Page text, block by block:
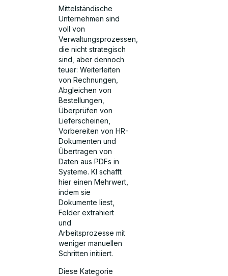
Mittelständische
Unternehmen sind
voll von
Verwaltungsprozessen,
die nicht strategisch
sind, aber dennoch
teuer: Weiterleiten
von Rechnungen,
Abgleichen von
Bestellungen,
Überprüfen von
Lieferscheinen,
Vorbereiten von HR-
Dokumenten und
Übertragen von
Daten aus PDFs in
Systeme. KI schafft
hier einen Mehrwert,
indem sie
Dokumente liest,
Felder extrahiert
und
Arbeitsprozesse mit
weniger manuellen
Schritten initiiert.
Diese Kategorie